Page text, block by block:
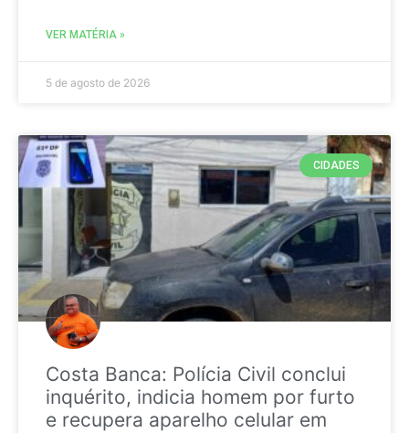
VER MATÉRIA »
5 de agosto de 2026
CIDADES
Costa Banca: Polícia Civil conclui
inquérito, indicia homem por furto
e recupera aparelho celular em